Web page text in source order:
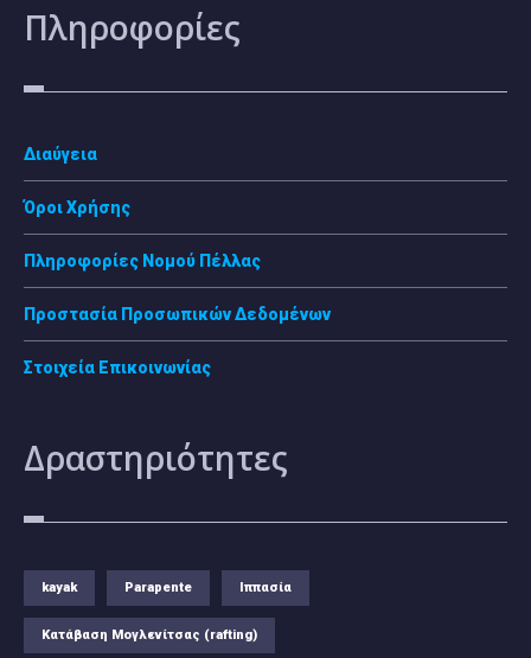
Πληροφορίες
Διαύγεια
Όροι Χρήσης
Πληροφορίες Νομού Πέλλας
Προστασία Προσωπικών Δεδομένων
Στοιχεία Επικοινωνίας
Δραστηριότητες
kayak Parapente Ιππασία
Κατάβαση Μογλενίτσας (rafting)